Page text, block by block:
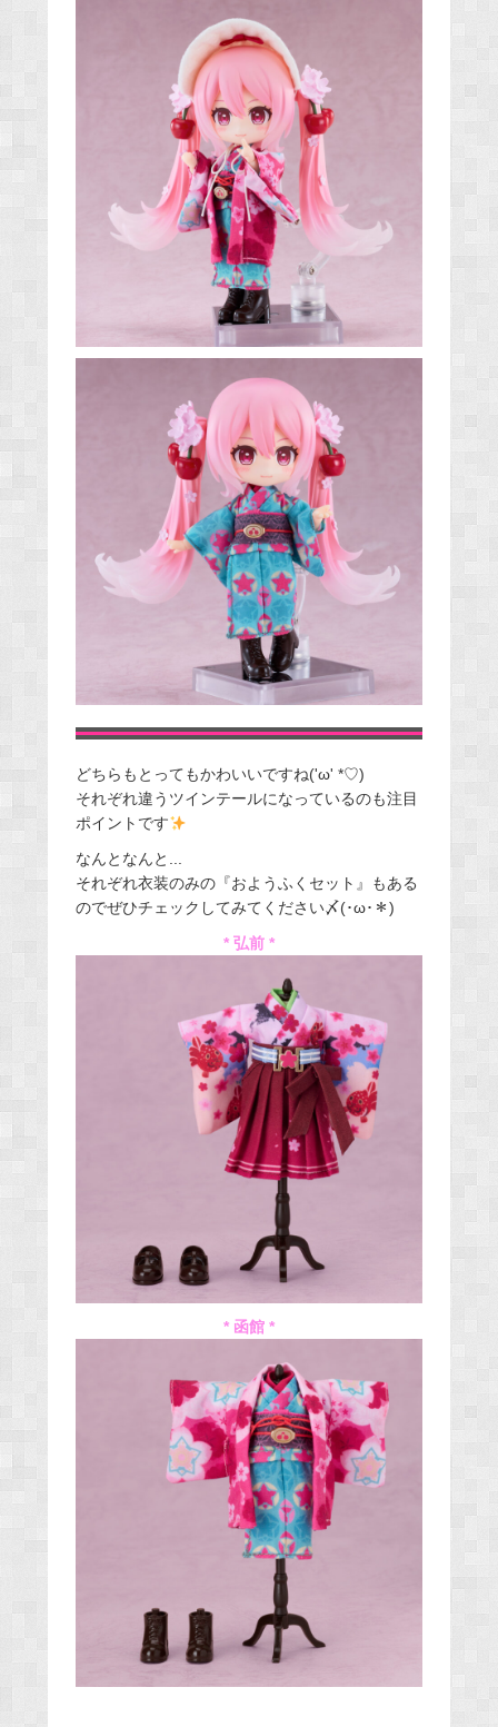
どちらもとってもかわいいですね('ω' *♡)
それぞれ違うツインテールになっているのも注目
ポイントです
なんとなんと...
それぞれ衣装のみの『おようふくセット』もある
のでぜひチェックしてみてください〆(･ω･＊)
* 弘前 *
* 函館 *